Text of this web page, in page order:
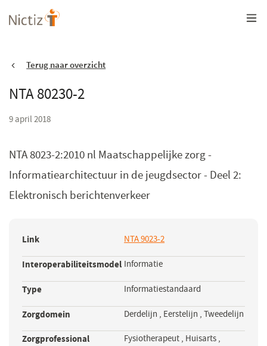
Overslaan
en
gaanTerug naar overzicht
NTA 80230-2
9 april 2018
NTA 8023-2:2010 nl Maatschappelijke zorg -
Informatiearchitectuur in de jeugdsector - Deel 2:
Elektronisch berichtenverkeer
Link NTA 9023-2
in
nieuw
Interoperabiliteitsmodel Informatie
Type Informatiestandaard
Zorgdomein Derdelijn , Eerstelijn ,Tweedelijn
Zorgprofessional Fysiotherapeut , Huisarts ,